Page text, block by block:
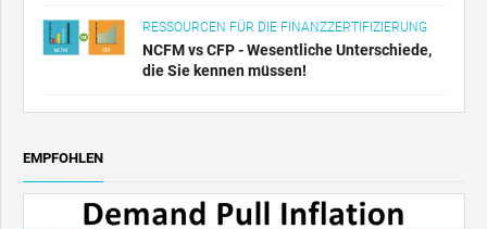
RESSOURCEN FÜR DIE FINANZZERTIFIZIERUNG
NCFM vs CFP - Wesentliche Unterschiede,
die Sie kennen müssen!
EMPFOHLEN